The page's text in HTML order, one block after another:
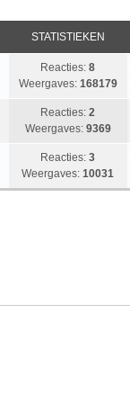
STATISTIEKEN
Reacties:8
Weergaves: 168179
Reacties:2
Weergaves: 9369
Reacties:3
Weergaves:10031